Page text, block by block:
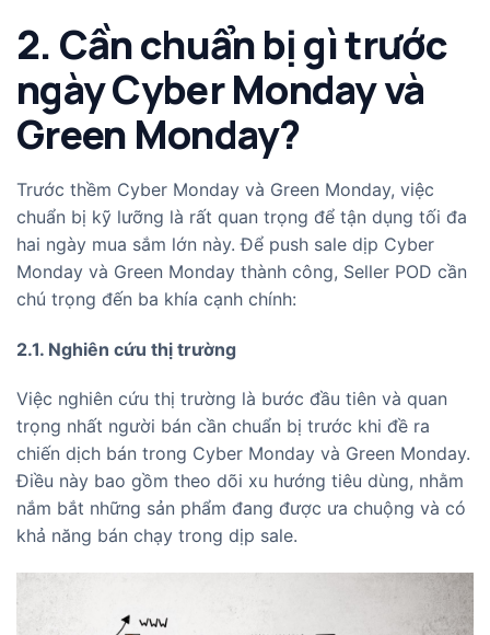
2. Cần chuẩn bị gì trước
ngày Cyber Monday và
Green Monday?
Trước thềm Cyber Monday và Green Monday, việc
chuẩn bị kỹ lưỡng là rất quan trọng để tận dụng tối đa
hai ngày mua sắm lớn này. Để push sale dịp Cyber
Monday và Green Monday thành công, Seller POD cần
chú trọng đến ba khía cạnh chính:
2.1. Nghiên cứu thị trường
Việc nghiên cứu thị trường là bước đầu tiên và quan
trọng nhất người bán cần chuẩn bị trước khi đề ra
chiến dịch bán trong Cyber Monday và Green Monday.
Điều này bao gồm theo dõi xu hướng tiêu dùng, nhằm
nắm bắt những sản phẩm đang được ưa chuộng và có
khả năng bán chạy trong dịp sale.